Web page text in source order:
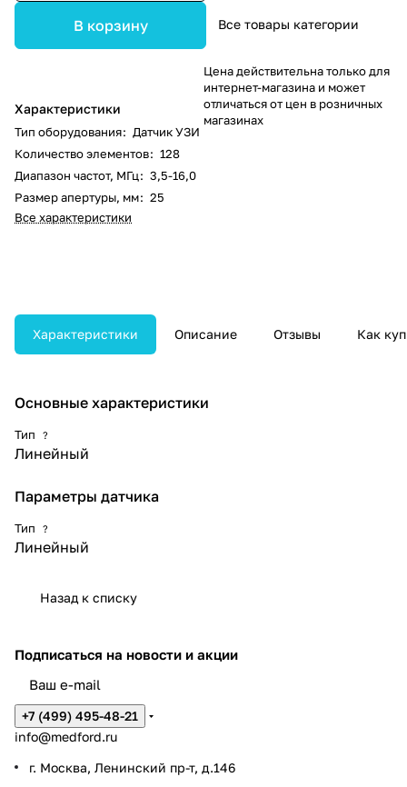
В корзину
Характеристики
Тип оборудования: Датчик УЗИ
Количество элементов: 128
Диапазон частот, МГц: 3,5-16,0
Размер апертуры, мм: 25
Все характеристики
Все товары категории
Цена действительна только для
интернет-магазина и может
отличаться от цен в розничных
магазинах
Характеристики Описание Отзывы Как
Основные характеристики
Тип ?
Линейный
Параметры датчика
Тип ?
Линейный
Назад к списку
Подписаться на новости и акции
+7 (499) 495-48-21
info@medford.ru
г. Москва, Ленинский пр-т, д.146